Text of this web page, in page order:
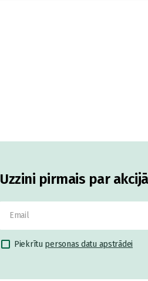
Uzzini pirmais par
Piekrītu personas datu apstrādei